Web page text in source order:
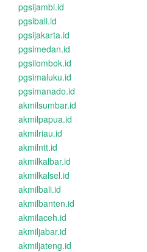
pgsijambi.id
pgsibali.id
pgsijakarta.id
pgsimedan.id
pgsilombok.id
pgsimaluku.id
pgsimanado.id
akmilsumbar.id
akmilpapua.id
akmilriau.id
akmilntt.id
akmilkalbar.id
akmilkalsel.id
akmilbali.id
akmilbanten.id
akmilaceh.id
akmiljabar.id
akmiljateng.id